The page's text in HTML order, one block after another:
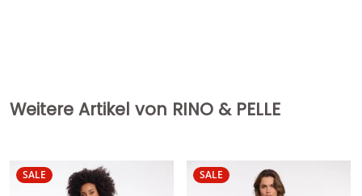
Weitere Artikel von RINO & PELLE
SALE SALE